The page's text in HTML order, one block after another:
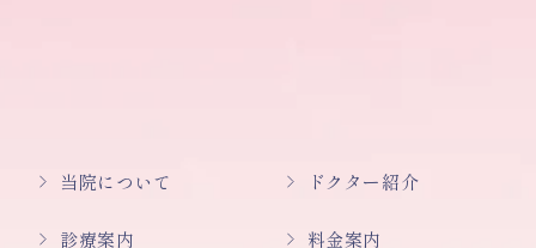
当院について ドクター紹介
診療案内 料金案内